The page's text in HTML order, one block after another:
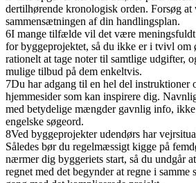
dertilhørende kronologisk orden. Forsøg at
sammensætningen af din handlingsplan.
6I mange tilfælde vil det være meningsfuldt
for byggeprojektet, så du ikke er i tvivl om
rationelt at tage noter til samtlige udgifter,
mulige tilbud på dem enkeltvis.
7Du har adgang til en hel del instruktioner
hjemmesider som kan inspirere dig.
med betydelige mængder gavnlig info,
engelske søgeord.
8Ved byggeprojekter udendørs har
Således bør du regelmæssigt kigge på
nærmer dig byggeriets start, så du undgår
regnet med det begynder at regne i samme